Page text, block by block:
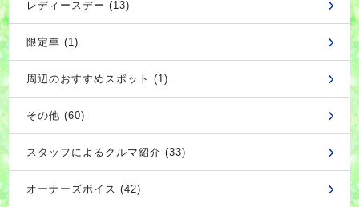
レディースデー (13)
限定車 (1)
周辺のおすすめスポット (1)
その他 (60)
スタッフによるクルマ紹介 (33)
オーナーズボイス (42)